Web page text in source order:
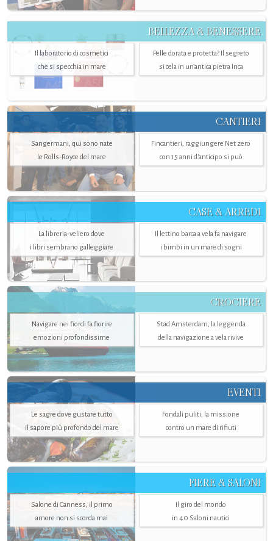
BELLEZZA & BENESSERE
Il laboratorio di cosmetici
che si specchia in mare
Pelle dorata e protetta? Il segreto
si cela in un’antica pietra Inca
CANTIERI
Sangermani, qui sono nate
le Rolls-Royce del mare
Fincantieri, raggiungere Net zero
con 15 anni d'anticipo si può
CASE & ARREDI
La libreria-veliero dove
i libri sembrano galleggiare
Il lettino barca a vela fa navigare
i bimbi in un mare di sogni
CROCIERE
Navigare nei fiordi fa fiorire
emozioni profondissime
Stad Amsterdam, la leggenda
della navigazione a vela rivive
EVENTI
Le sagre dove gustare tutto
il sapore più profondo del mare
Fondali puliti, la missione
contro un mare di rifiuti
FIERE & SALONI
Salone di Canness, il primo
amore non si scorda mai
Il giro del mondo
in 40 Saloni nautici